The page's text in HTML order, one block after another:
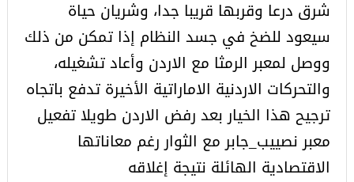
شرق درعا وقربها قريبا جدا، وشريان حياة
سيعود للضخ في جسد النظام إذا تمكن من ذلك
ووصل لمعبر الرمثا مع الاردن وأعاد تشغيله،
والتحركات الاردنية الاماراتية الأخيرة تدفع باتجاه
ترجيح هذا الخيار بعد رفض الاردن طويلا تفعيل
معبر نصييب_جابر مع الثوار رغم معاناتها
الاقتصادية الهائلة نتيجة إغلاقه